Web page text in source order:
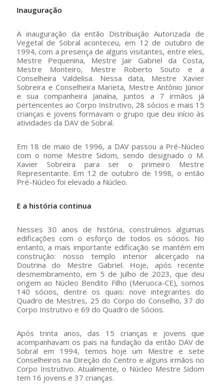
Inauguração
A inauguração da então Distribuição Autorizada de
Vegetal de Sobral aconteceu, em 12 de outubro de
1994, com a presença de alguns visitantes, entre eles,
Mestre Pequenina, Mestre Jair Gabriel da Costa,
Mestre Monteiro, Mestre Roberto Souto e a
Conselheira Valdelisa. Nessa data, Mestre Xavier
Sobreira e Conselheira Marieta, Mestre Antônio Júnior
e sua companheira Janaína, juntos a 7 irmãos já
pertencentes ao Corpo Instrutivo, 28 sócios e mais 15
crianças e jovens formavam o grupo que deu início às
atividades da DAV de Sobral.
Em 18 de maio de 1996, a DAV passou a Pré-Núcleo
com o nome Mestre Sidom, sendo designado o M.
Xavier Sobreira para ser o primeiro Mestre
Representante. Em 12 de outubro de 1998, o então
Pré-Núcleo foi elevado a Núcleo.
E a história continua
Nesses 30 anos de história, construímos algumas
edificações com o esforço de todos os sócios. No
entanto, a mais importante edificação se mantém em
construção: nosso templo interior alicerçado na
Doutrina do Mestre Gabriel. Hoje, após recente
desmembramento, em 5 de Julho de 2023, que deu
origem ao Núcleo Bendito Filho (Meruoca-CE), somos
140 sócios, dentre os quais: nove integrantes do
Quadro de Mestres, 25 do Corpo do Conselho, 37 do
Corpo Instrutivo e 69 do Quadro de Sócios.
Após trinta anos, das 15 crianças e jovens que
acompanhavam os pais na fundação da então DAV de
Sobral em 1994, temos hoje um Mestre e sete
Conselheiros na Direção do Centro e alguns irmãos no
Corpo Instrutivo. Atualmente, o Núcleo Mestre Sidom
tem 16 jovens e 37 crianças.